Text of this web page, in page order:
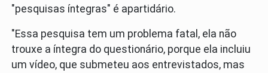
"pesquisas íntegras" é apartidário.
"Essa pesquisa tem um problema fatal, ela não
trouxe a íntegra do questionário, porque ela incluiu
um vídeo, que submeteu aos entrevistados, mas